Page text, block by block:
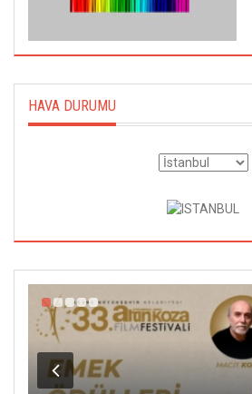
HAVA DURUMU